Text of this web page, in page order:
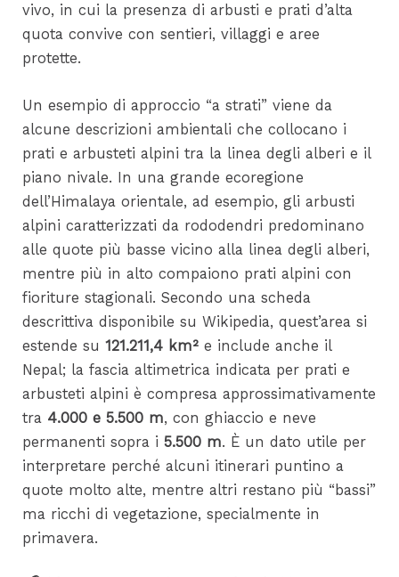
vivo, in cui la presenza di arbusti e prati d’alta
quota convive con sentieri, villaggi e aree
protette.
Un esempio di approccio “a strati” viene da
alcune descrizioni ambientali che collocano i
prati e arbusteti alpini tra la linea degli alberi e il
piano nivale. In una grande ecoregione
dell’Himalaya orientale, ad esempio, gli arbusti
alpini caratterizzati da rododendri predominano
alle quote più basse vicino alla linea degli alberi,
mentre più in alto compaiono prati alpini con
fioriture stagionali. Secondo una scheda
descrittiva disponibile su Wikipedia, quest’area si
estende su121.211,4 km² e include anche il
Nepal; la fascia altimetrica indicata per prati e
arbusteti alpini è compresa approssimativamente
tra 4.000 e 5.500 m, con ghiaccio e neve
permanenti sopra i5.500 m. È un dato utile per
interpretare perché alcuni itinerari puntino a
quote molto alte, mentre altri restano più “bassi”
ma ricchi di vegetazione, specialmente in
primavera.